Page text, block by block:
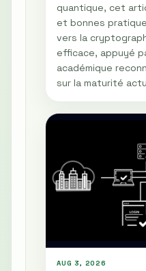
quantique, cet
et bonnes
vers la
efficace, appuyé
académique
sur la maturité
AUG 3, 2026